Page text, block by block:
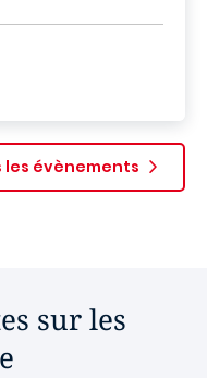
les évènements
sur les